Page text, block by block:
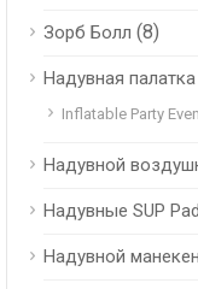
Зорб Болл (8)
Надувная палатка
Inflatable Party
Надувной
Надувные SUP
Надувной манекен